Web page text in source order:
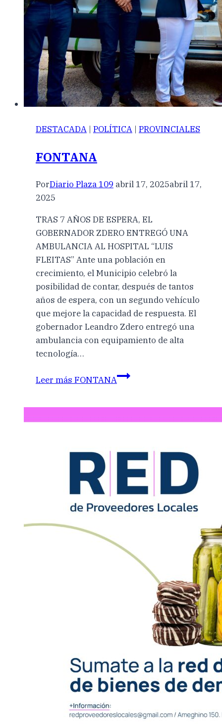
DESTACADA | POLÍTICA | PROVINCIALES
FONTANA
PorDiario Plaza 109 abril 17, 2025abril 17,
2025
TRAS 7 AÑOS DE ESPERA, EL
GOBERNADOR ZDERO ENTREGÓ UNA
AMBULANCIA AL HOSPITAL “LUIS
FLEITAS” Ante una población en
crecimiento, el Municipio celebró la
posibilidad de contar, después de tantos
años de espera, con un segundo vehículo
que mejore la capacidad de respuesta. El
gobernador Leandro Zdero entregó una
ambulancia con equipamiento de alta
tecnología…
Leer más FONTANA